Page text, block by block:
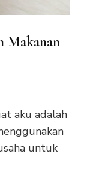
Makanan
aku adalah
untuk